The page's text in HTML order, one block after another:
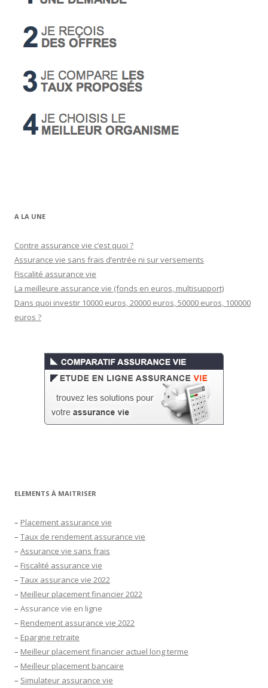
A LA UNE
Contre assurance vie c’est quoi ?
Assurance vie sans frais d’entrée ni sur versements
Fiscalité assurance vie
La meilleure assurance vie (fonds en euros, multisupport)
Dans quoi investir 10000 euros, 20000 euros, 50000 euros, 100000
euros ?
ELEMENTS À MAITRISER
– Placement assurance vie
– Taux de rendement assurance vie
– Assurance vie sans frais
– Fiscalité assurance vie
– Taux assurance vie 2022
– Meilleur placement financier 2022
– Assurance vie en ligne
– Rendement assurance vie 2022
– Epargne retraite
– Meilleur placement financier actuel long terme
– Meilleur placement bancaire
– Simulateur assurance vie